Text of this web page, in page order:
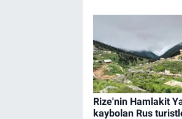
Rize'nin Hamlakit
kaybolan Rus